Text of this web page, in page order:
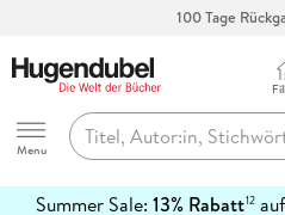
Hugendubel
Menu
Summer Sale: 13% Rabatt12